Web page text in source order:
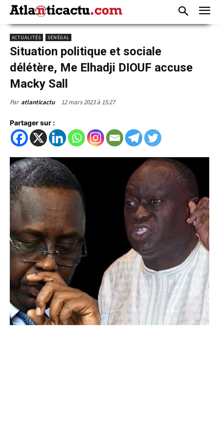
ACTUALITÉS SÉNÉGAL
Situation politique et sociale
délétère, Me Elhadji DIOUF accuse
Macky Sall
Par atlanticactu 12 mars 2023 à 15:27
Partager sur :